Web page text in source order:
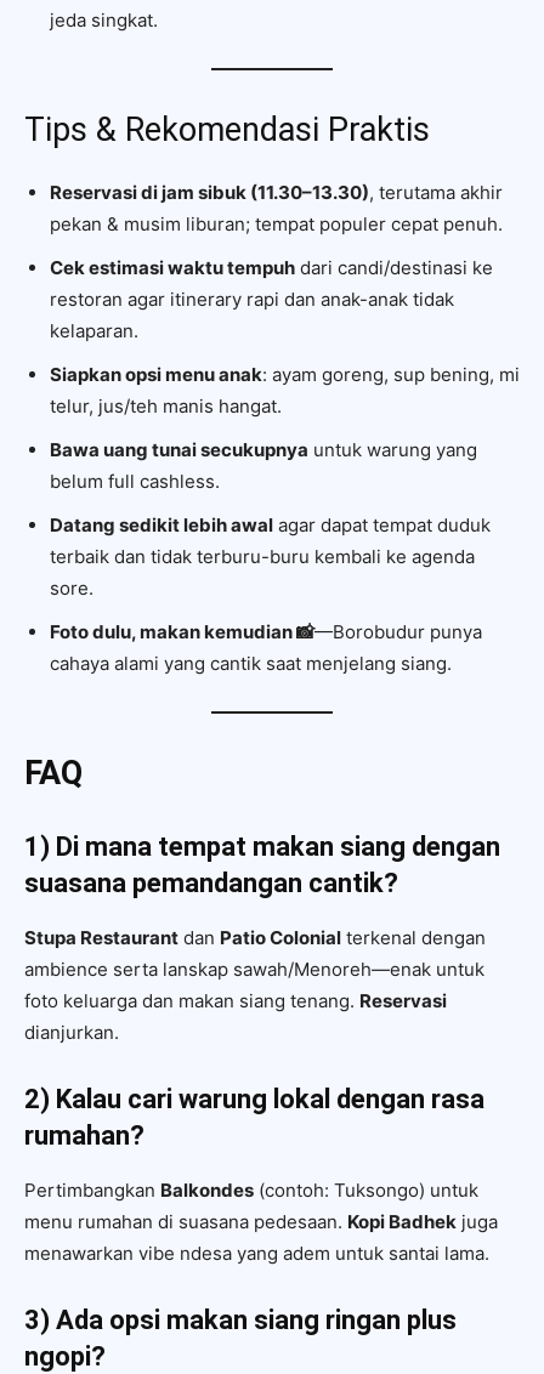
jeda singkat.
Tips & Rekomendasi Praktis
Reservasi di jam sibuk (11.30–13.30), terutama akhir
pekan & musim liburan; tempat populer cepat penuh.
Cek estimasi waktu tempuh dari candi/destinasi ke
restoran agar itinerary rapi dan anak-anak tidak
kelaparan.
Siapkan opsi menu anak: ayam goreng, sup bening, mi
telur, jus/teh manis hangat.
Bawa uang tunai secukupnya untuk warung yang
belum full cashless.
Datang sedikit lebih awal agar dapat tempat duduk
terbaik dan tidak terburu-buru kembali ke agenda
sore.
Foto dulu, makan kemudian 📸—Borobudur punya
cahaya alami yang cantik saat menjelang siang.
FAQ
1) Di mana tempat makan siang dengan
suasana pemandangan cantik?
Stupa Restaurant dan Patio Colonial terkenal dengan
ambience serta lanskap sawah/Menoreh—enak untuk
foto keluarga dan makan siang tenang. Reservasi
dianjurkan.
2) Kalau cari warung lokal dengan rasa
rumahan?
Pertimbangkan Balkondes (contoh: Tuksongo) untuk
menu rumahan di suasana pedesaan. Kopi Badhek juga
menawarkan vibe ndesa yang adem untuk santai lama.
3) Ada opsi makan siang ringan plus
ngopi?